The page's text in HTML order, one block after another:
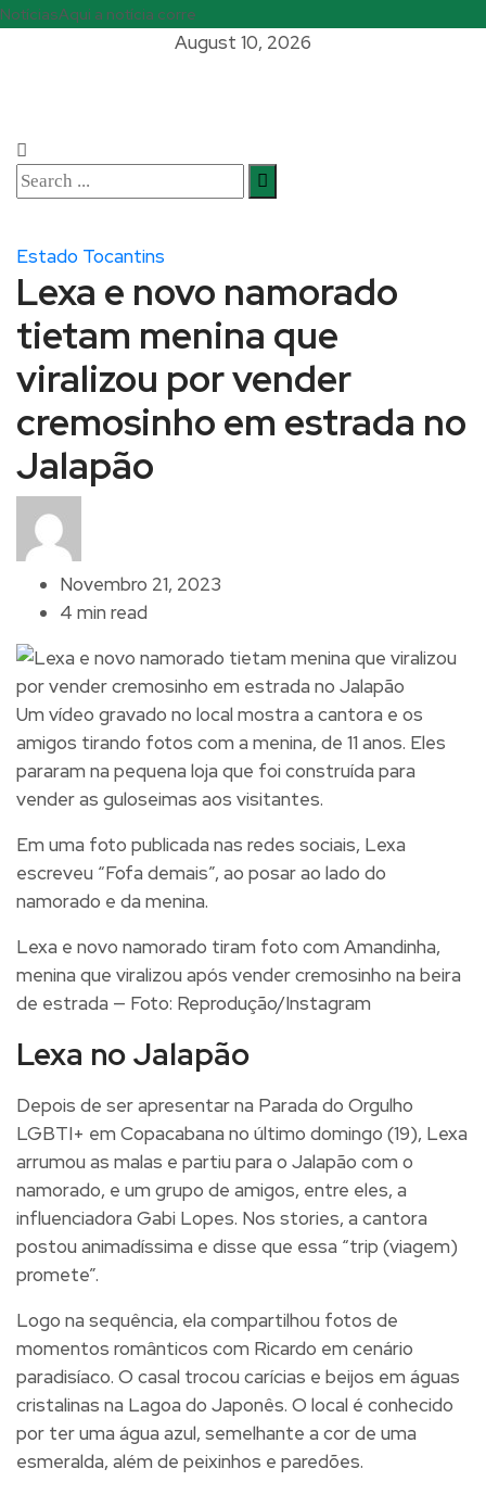
NotíciasAqui a notícia corre
August 10, 2026
Estado Tocantins
Lexa e novo namorado
tietam menina que
viralizou por vender
cremosinho em estrada no
Jalapão
Novembro 21, 2023
4 min read
Um vídeo gravado no local mostra a cantora e os
amigos tirando fotos com a menina, de 11 anos. Eles
pararam na pequena loja que foi construída para
vender as guloseimas aos visitantes.
Em uma foto publicada nas redes sociais, Lexa
escreveu “Fofa demais”, ao posar ao lado do
namorado e da menina.
Lexa e novo namorado tiram foto com Amandinha,
menina que viralizou após vender cremosinho na beira
de estrada — Foto: Reprodução/Instagram
Lexa no Jalapão
Depois de ser apresentar na Parada do Orgulho
LGBTI+ em Copacabana no último domingo (19), Lexa
arrumou as malas e partiu para o Jalapão com o
namorado, e um grupo de amigos, entre eles, a
influenciadora Gabi Lopes. Nos stories, a cantora
postou animadíssima e disse que essa “trip (viagem)
promete”.
Logo na sequência, ela compartilhou fotos de
momentos românticos com Ricardo em cenário
paradisíaco. O casal trocou carícias e beijos em águas
cristalinas na Lagoa do Japonês. O local é conhecido
por ter uma água azul, semelhante a cor de uma
esmeralda, além de peixinhos e paredões.